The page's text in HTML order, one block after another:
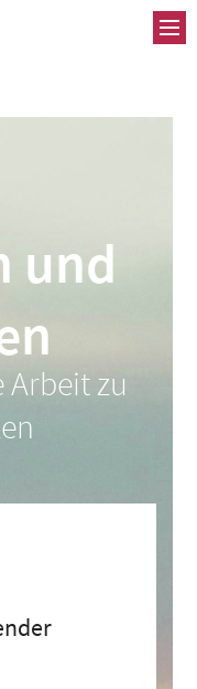
und
Arbeit zu